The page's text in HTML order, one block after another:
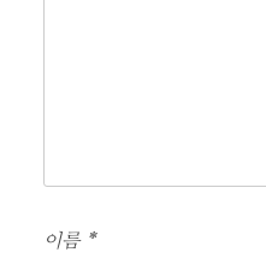
이름 *